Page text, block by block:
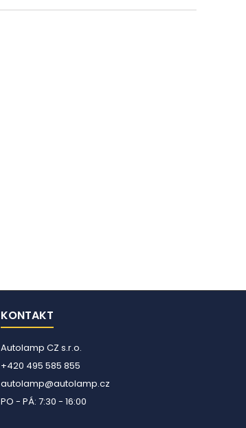
KONTAKT
Autolamp CZ s.r.o.
+420 495 585 855
autolamp@autolamp.cz
PO - PÁ: 7:30 - 16:00